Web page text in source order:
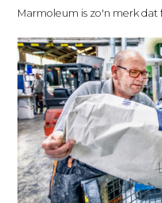
Marmoleum is zo'n merk dat